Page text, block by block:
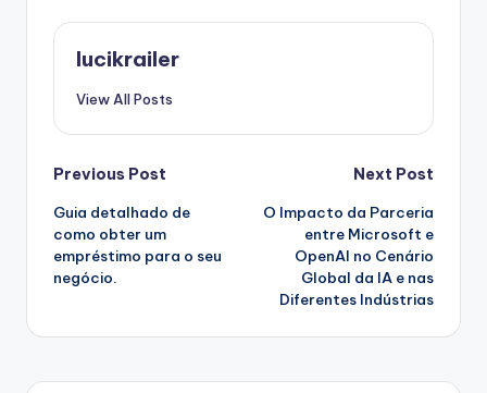
lucikrailer
View All Posts
Post
navigation
Previous Post
Guia detalhado de
como obter um
empréstimo para o seu
negócio.
Next Post
O Impacto da Parceria
entre Microsoft e
OpenAI no Cenário
Global da IA e nas
Diferentes Indústrias